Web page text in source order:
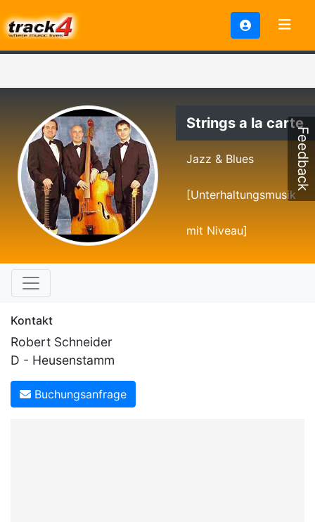
Strings a la carte
Jazz & Blues
[Unterhaltungsmusik
mit Niveau]
Kontakt
Robert Schneider
D - Heusenstamm
Buchungsanfrage
Feedback